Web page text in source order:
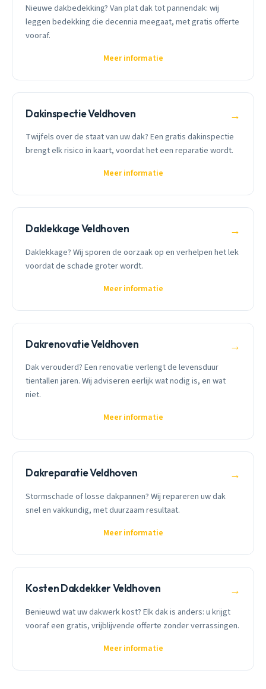
Nieuwe dakbedekking? Van plat dak tot pannendak: wij
leggen bedekking die decennia meegaat, met gratis offerte
vooraf.
Meer informatie
Dakinspectie Veldhoven →
Twijfels over de staat van uw dak? Een gratis dakinspectie
brengt elk risico in kaart, voordat het een reparatie wordt.
Meer informatie
Daklekkage Veldhoven →
Daklekkage? Wij sporen de oorzaak op en verhelpen het lek
voordat de schade groter wordt.
Meer informatie
Dakrenovatie Veldhoven →
Dak verouderd? Een renovatie verlengt de levensduur
tientallen jaren. Wij adviseren eerlijk wat nodig is, en wat
niet.
Meer informatie
Dakreparatie Veldhoven →
Stormschade of losse dakpannen? Wij repareren uw dak
snel en vakkundig, met duurzaam resultaat.
Meer informatie
Kosten Dakdekker Veldhoven →
Benieuwd wat uw dakwerk kost? Elk dak is anders: u krijgt
vooraf een gratis, vrijblijvende offerte zonder verrassingen.
Meer informatie